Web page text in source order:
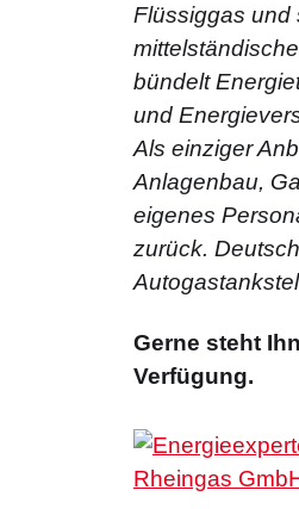
Flüssiggas und
bündelt
und
Als einziger
Anlagenbau,
eigenes
zurück.
Gerne steht
Verfügung.